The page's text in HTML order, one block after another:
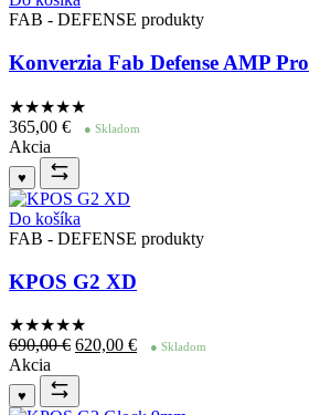
FAB - DEFENSE produkty
Konverzia Fab Defense AMP Pro
★★★★★
365,00 € ● Skladom
Akcia
♥
Do košíka
FAB - DEFENSE produkty
KPOS G2 XD
★★★★★
690,00€ Pôvodná
bola:
690,00 €.
620,00 €Aktuálna
● Skladom
Akcia
♥